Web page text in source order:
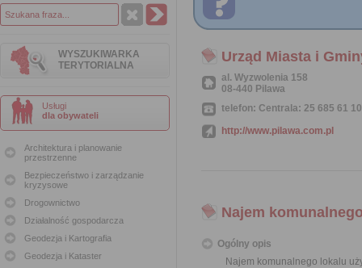
WYSZUKIWARKA
TERYTORIALNA
Usługi
dla obywateli
Architektura i planowanie
przestrzenne
Bezpieczeństwo i zarządzanie
kryzysowe
Drogownictwo
Działalność gospodarcza
Geodezja i Kartografia
Geodezja i Kataster
Urząd Miasta i
al. Wyzwolenia 158
08-440 Pilawa
telefon: Centrala: 25 685 61 10
http://www.pilawa.com.pl
Najem
Ogólny opis
Najem komunalnego lokalu